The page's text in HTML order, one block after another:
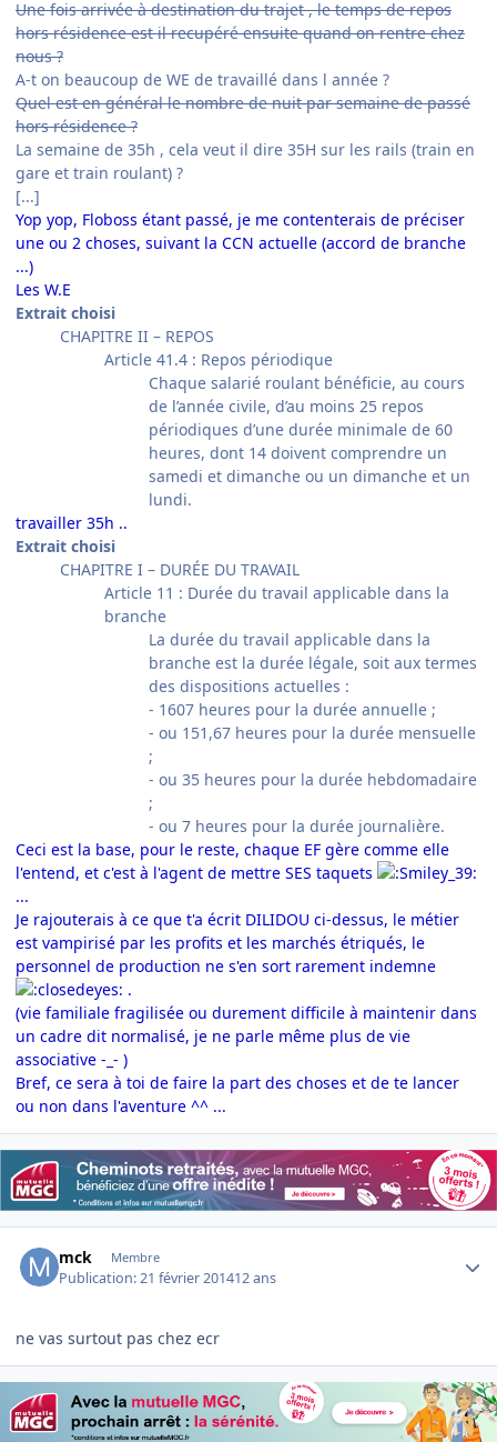
Une fois arrivée à destination du trajet , le temps de repos
hors résidence est il recupéré ensuite quand on rentre chez
nous ?
A-t on beaucoup de WE de travaillé dans l année ?
Quel est en général le nombre de nuit par semaine de passé
hors résidence ?
La semaine de 35h , cela veut il dire 35H sur les rails (train en
gare et train roulant) ?
[...]
Yop yop, Floboss étant passé, je me contenterais de préciser
une ou 2 choses, suivant la CCN actuelle (accord de branche
...)
Les W.E
Extrait choisi
CHAPITRE II – REPOS
Article 41.4 : Repos périodique
Chaque salarié roulant bénéficie, au cours
de l’année civile, d’au moins 25 repos
périodiques d’une durée minimale de 60
heures, dont 14 doivent comprendre un
samedi et dimanche ou un dimanche et un
lundi.
travailler 35h ..
Extrait choisi
CHAPITRE I – DURÉE DU TRAVAIL
Article 11 : Durée du travail applicable dans la
branche
La durée du travail applicable dans la
branche est la durée légale, soit aux termes
des dispositions actuelles :
- 1607 heures pour la durée annuelle ;
- ou 151,67 heures pour la durée mensuelle
;
- ou 35 heures pour la durée hebdomadaire
;
- ou 7 heures pour la durée journalière.
Ceci est la base, pour le reste, chaque EF gère comme elle
l'entend, et c'est à l'agent de mettre SES taquets
...
Je rajouterais à ce que t'a écrit DILIDOU ci-dessus, le métier
est vampirisé par les profits et les marchés étriqués, le
personnel de production ne s'en sort rarement indemne
.
(vie familiale fragilisée ou durement difficile à maintenir dans
un cadre dit normalisé, je ne parle même plus de vie
associative -_- )
Bref, ce sera à toi de faire la part des choses et de te lancer
ou non dans l'aventure ^^ ...
mck Membre
Publication:21 février 201412 ans
ne vas surtout pas chez ecr